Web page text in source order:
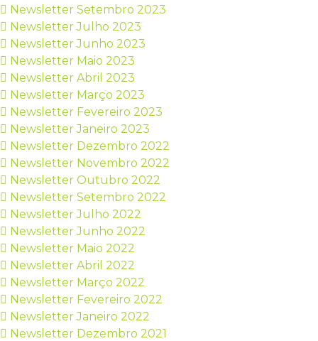
Newsletter Setembro 2023
Newsletter Julho 2023
Newsletter Junho 2023
Newsletter Maio 2023
Newsletter Abril 2023
Newsletter Março 2023
Newsletter Fevereiro 2023
Newsletter Janeiro 2023
Newsletter Dezembro 2022
Newsletter Novembro 2022
Newsletter Outubro 2022
Newsletter Setembro 2022
Newsletter Julho 2022
Newsletter Junho 2022
Newsletter Maio 2022
Newsletter Abril 2022
Newsletter Março 2022
Newsletter Fevereiro 2022
Newsletter Janeiro 2022
Newsletter Dezembro 2021